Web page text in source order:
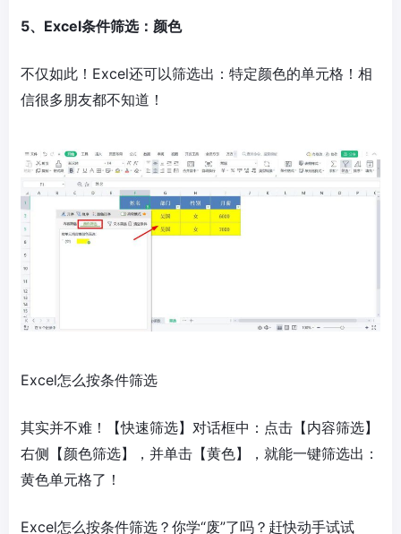
5、Excel条件筛选：颜色
不仅如此！Excel还可以筛选出：特定颜色的单元格！相
信很多朋友都不知道！
Excel怎么按条件筛选
其实并不难！【快速筛选】对话框中：点击【内容筛选】
右侧【颜色筛选】，并单击【黄色】，就能一键筛选出：
黄色单元格了！
Excel怎么按条件筛选？你学“废”了吗？赶快动手试试